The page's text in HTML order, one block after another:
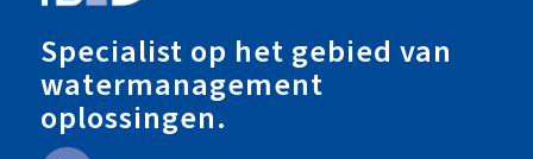
Specialist op het gebied van
watermanagement
oplossingen.